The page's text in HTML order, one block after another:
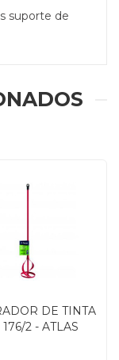
suporte de
DE TINTA
2 - ATLAS